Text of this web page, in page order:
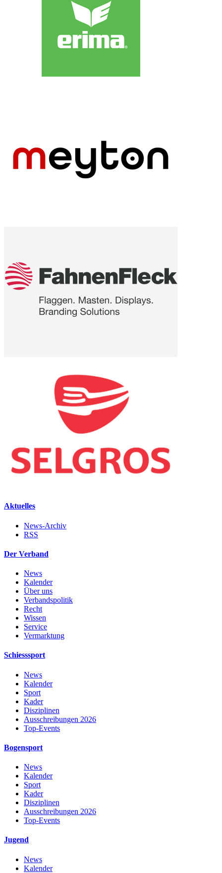
Aktuelles
News-Archiv
RSS
Der Verband
News
Kalender
Über uns
Verbandspolitik
Recht
Wissen
Service
Vermarktung
Schiesssport
News
Kalender
Sport
Kader
Disziplinen
Ausschreibungen 2026
Top-Events
Bogensport
News
Kalender
Sport
Kader
Disziplinen
Ausschreibungen 2026
Top-Events
Jugend
News
Kalender